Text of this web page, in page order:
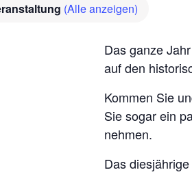
(Alle anzeigen)
Das ganze
auf den
Kommen Sie
Sie sogar ein
nehmen.
Das